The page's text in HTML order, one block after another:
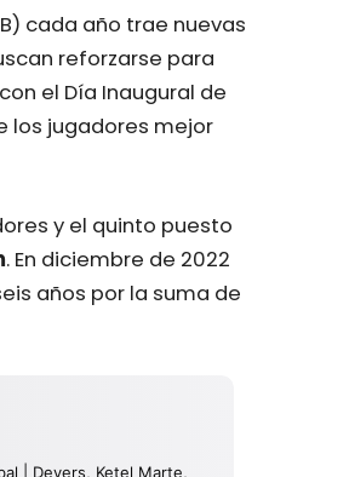
cada año trae nuevas
reforzarse para
el Día Inaugural de
los jugadores mejor
y el quinto puesto
. En diciembre de 2022
años por la suma de